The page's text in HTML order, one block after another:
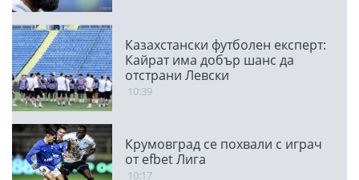
Казахстански футболен експерт:
Кайрат има добър шанс да
отстрани Левски
10:39
Крумовград се похвали с играч
от efbet Лига
10:17